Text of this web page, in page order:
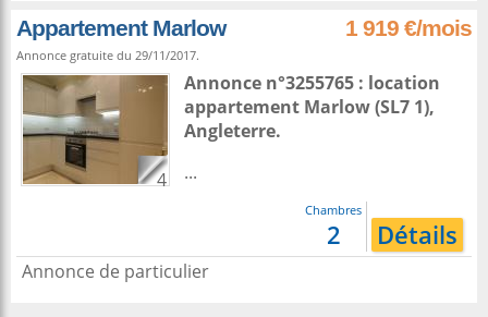
Appartement Marlow 1 919 €/mois
Annonce gratuite du 29/11/2017.
4
Annonce n°3255765 : location
appartement Marlow(SL7 1),
Angleterre.
...
Chambres
2 Détails
Annonce de particulier